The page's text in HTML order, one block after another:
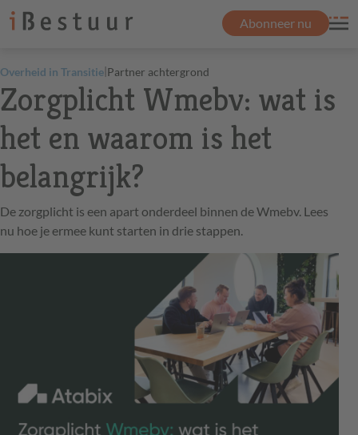
Abonneer nu
Overheid in Transitie|Partner achtergrond
Zorgplicht Wmebv: wat is
het en waarom is het
belangrijk?
De zorgplicht is een apart onderdeel binnen de Wmebv. Lees
nu hoe je ermee kunt starten in drie stappen.